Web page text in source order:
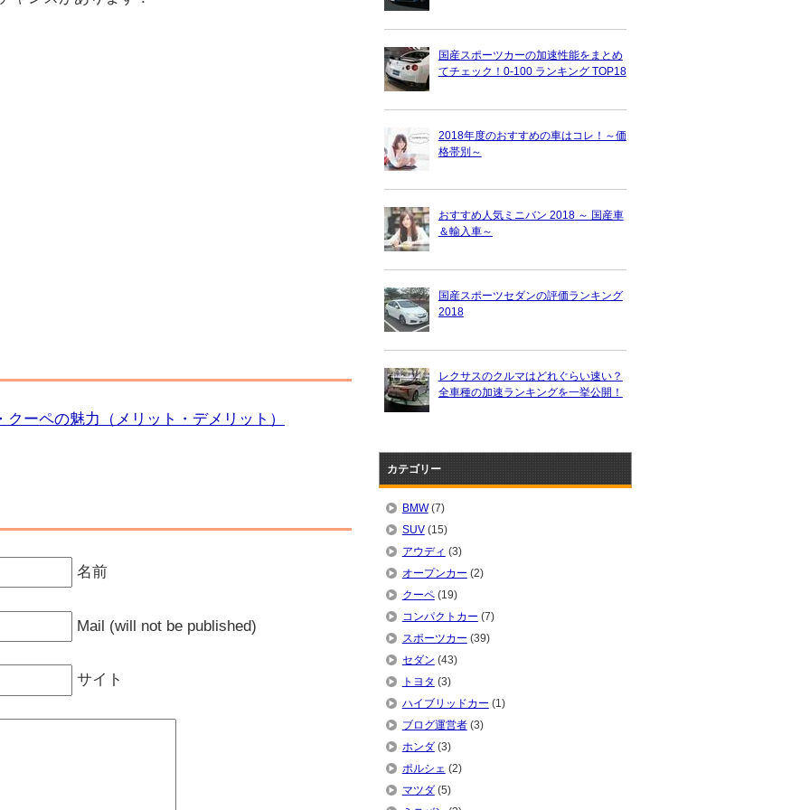
ーペの魅力（メリット・デメリット）
名前
Mail (will not be published)
サイト
国産スポーツカーの加速性能をまとめ
てチェック！0-100 ランキング TOP18
2018年度のおすすめの車はコレ！～価
格帯別～
おすすめ人気ミニバン 2018 ～ 国産車
＆輸入車～
国産スポーツセダンの評価ランキング
2018
レクサスのクルマはどれぐらい速い？
全車種の加速ランキングを一挙公開！
カテゴリー
BMW(7)
SUV(15)
アウディ (3)
オープンカー (2)
クーペ(19)
コンパクトカー (7)
スポーツカー (39)
セダン (43)
トヨタ (3)
ハイブリッドカー (1)
ブログ運営者(3)
ホンダ(3)
ポルシェ (2)
マツダ(5)